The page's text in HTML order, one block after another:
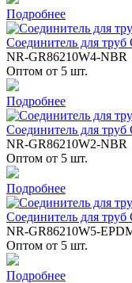
Подробнее
Соединитель для
NR-GR86210W4-NBR
Оптом от 5 шт.
Подробнее
Соединитель для
NR-GR86210W2-NBR
Оптом от 5 шт.
Подробнее
Соединитель для
NR-GR86210W5-
Оптом от 5 шт.
Подробнее